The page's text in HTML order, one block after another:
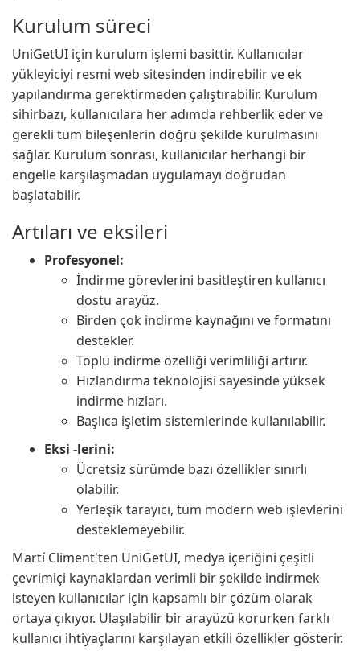
Kurulum süreci
UniGetUI için kurulum işlemi basittir. Kullanıcılar
yükleyiciyi resmi web sitesinden indirebilir ve ek
yapılandırma gerektirmeden çalıştırabilir. Kurulum
sihirbazı, kullanıcılara her adımda rehberlik eder ve
gerekli tüm bileşenlerin doğru şekilde kurulmasını
sağlar. Kurulum sonrası, kullanıcılar herhangi bir
engelle karşılaşmadan uygulamayı doğrudan
başlatabilir.
Artıları ve eksileri
Profesyonel:
İndirme görevlerini basitleştiren kullanıcı
dostu arayüz.
Birden çok indirme kaynağını ve formatını
destekler.
Toplu indirme özelliği verimliliği artırır.
Hızlandırma teknolojisi sayesinde yüksek
indirme hızları.
Başlıca işletim sistemlerinde kullanılabilir.
Eksi -lerini:
Ücretsiz sürümde bazı özellikler sınırlı
olabilir.
Yerleşik tarayıcı, tüm modern web işlevlerini
desteklemeyebilir.
Martí Climent'ten UniGetUI, medya içeriğini çeşitli
çevrimiçi kaynaklardan verimli bir şekilde indirmek
isteyen kullanıcılar için kapsamlı bir çözüm olarak
ortaya çıkıyor. Ulaşılabilir bir arayüzü korurken farklı
kullanıcı ihtiyaçlarını karşılayan etkili özellikler gösterir.